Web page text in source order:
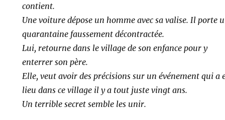
contient.
Une voiture dépose un homme avec sa valise. Il porte
quarantaine faussement décontractée.
Lui, retourne dans le village de son enfance pour y
enterrer son père.
Elle, veut avoir des précisions sur un événement qui a
lieu dans ce village il y a tout juste vingt ans.
Un terrible secret semble les unir.